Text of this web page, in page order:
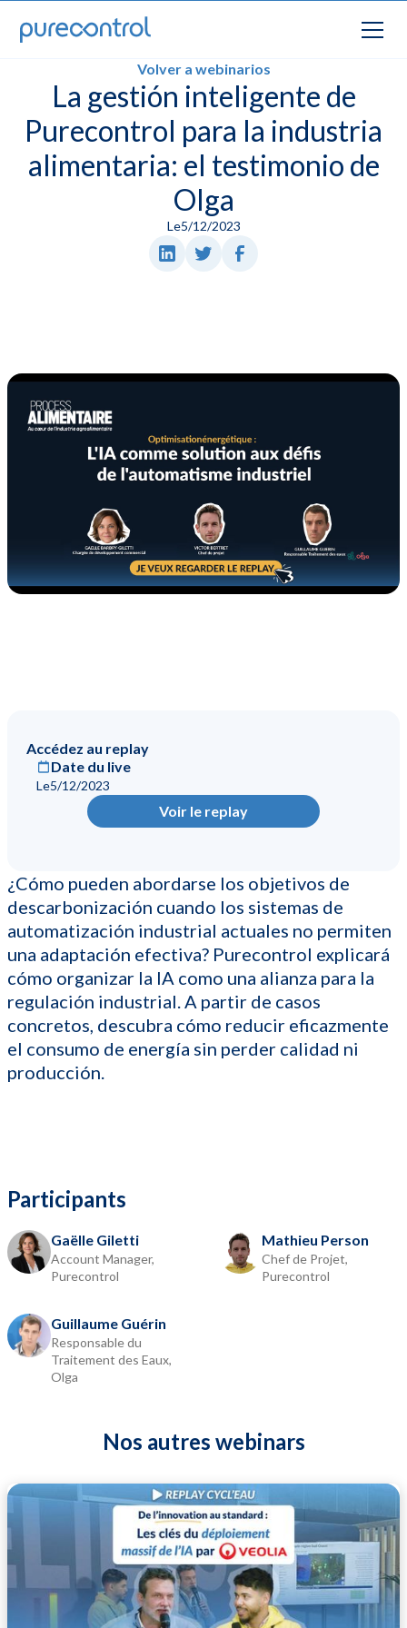
Volver a webinarios
La gestión inteligente de
Purecontrol para la industria
alimentaria: el testimonio de
Olga
Le5/12/2023
¿Cómo pueden abordarse los objetivos de
descarbonización cuando los sistemas de
automatización industrial actuales no permiten
una adaptación efectiva? Purecontrol explicará
cómo organizar la IA como una alianza para la
regulación industrial. A partir de casos
concretos, descubra cómo reducir eficazmente
el consumo de energía sin perder calidad ni
producción.
Accédez au replay
Date du live
Le5/12/2023
Voir le replay
Participants
Gaëlle Giletti
Account Manager,
Purecontrol
Mathieu Person
Chef de Projet,
Purecontrol
Guillaume Guérin
Responsable du
Traitement des Eaux,
Olga
Nos autres webinars